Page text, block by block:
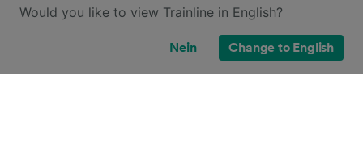
Would you like to view Trainline in English?
Nein Change to English